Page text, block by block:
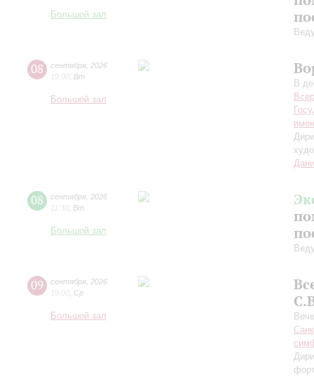
Большой зал
08 сентября 2026
19:00 Вт
Большой зал
В
08 сентября 2026
11:30 Вт
Большой зал
09 сентября 2026
19:00 Ср
Большой зал